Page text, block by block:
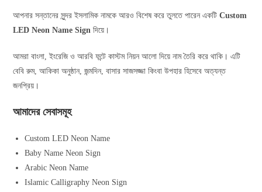
আপনার সন্তানের সুন্দর ইসলামিক নামকে আরও বিশেষ করে তুলতে পারেন একটিCustom
LED Neon Name Sign দিয়ে।
আমরা বাংলা, ইংরেজি ও আরবি ফন্টে কাস্টম নিয়ন আলো দিয়ে নাম তৈরি করে থাকি। এটি
বেবি রুম, আকিকা অনুষ্ঠান, জন্মদিন, বাসার সাজসজ্জা কিংবা উপহার হিসেবে অত্যন্ত
জনপ্রিয়।
আমাদের সেবাসমূহ
Custom LED Neon Name
Baby Name Neon Sign
Arabic Neon Name
Islamic Calligraphy Neon Sign